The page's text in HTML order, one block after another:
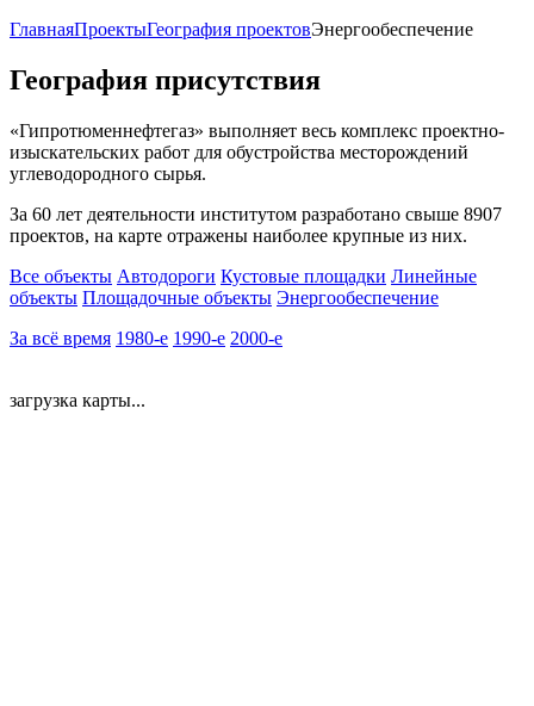
ГлавнаяПроектыГеография проектовЭнергообеспечение
География присутствия
«Гипротюменнефтегаз» выполняет весь комплекс проектно-
изыскательских работ для обустройства месторождений
углеводородного сырья.
За 60 лет деятельности институтом разработано свыше 8907
проектов, на карте отражены наиболее крупные из них.
Все объекты Автодороги Кустовые площадки Линейные
объекты Площадочные объекты Энергообеспечение
За всё время 1980-е 1990-е 2000-е
загрузка карты...